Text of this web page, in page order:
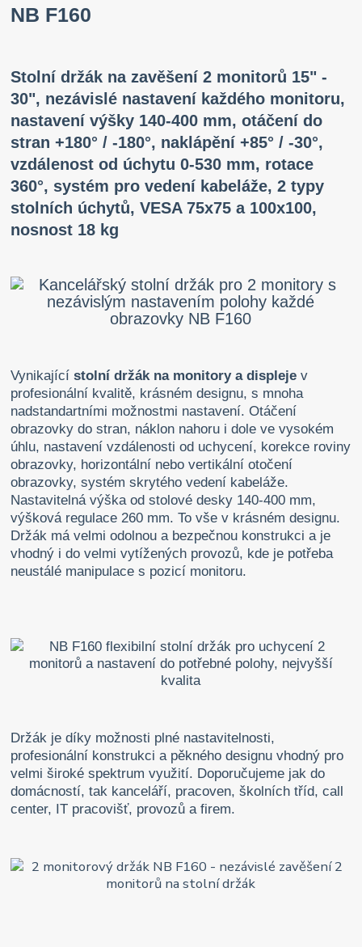
NB F160
Stolní držák na zavěšení 2 monitorů 15" -
30", nezávislé nastavení každého monitoru,
nastavení výšky 140-400 mm, otáčení do
stran +180° / -180°, naklápění +85° / -30°,
vzdálenost od úchytu 0-530 mm, rotace
360°, systém pro vedení kabeláže, 2 typy
stolních úchytů, VESA 75x75 a 100x100,
nosnost 18 kg
Vynikajícístolní držák na monitory a displeje v
profesionální kvalitě, krásném designu, s mnoha
nadstandartními možnostmi nastavení. Otáčení
obrazovky do stran, náklon nahoru i dole ve vysokém
úhlu, nastavení vzdálenosti od uchycení, korekce roviny
obrazovky, horizontální nebo vertikální otočení
obrazovky, systém skrytého vedení kabeláže.
Nastavitelná výška od stolové desky 140-400 mm,
výšková regulace 260 mm. To vše v krásném designu.
Držák má velmi odolnou a bezpečnou konstrukci a je
vhodný i do velmi vytížených provozů, kde je potřeba
neustálé manipulace s pozicí monitoru.
Držák je díky možnosti plné nastavitelnosti,
profesionální konstrukci a pěkného designu vhodný pro
velmi široké spektrum využití. Doporučujeme jak do
domácností, tak kanceláří, pracoven, školních tříd, call
center, IT pracovišť, provozů a firem.